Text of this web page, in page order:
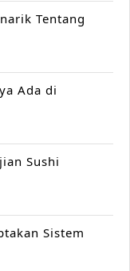
Tentang
Ada di
Sushi
Sistem